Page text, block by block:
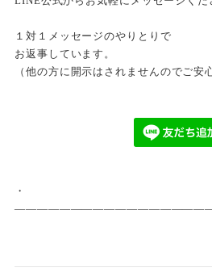
１対１メッセージのやりとりで
お返事しています。
（他の方に開示はされませんのでご安
・